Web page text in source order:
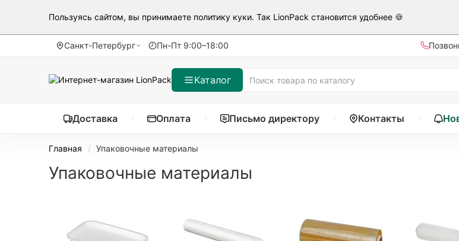
Пользуясь сайтом, вы принимаете политику куки. Так LionPack становится удобнее 🍪
Санкт-Петербург Пн-Пт 9:00–18:00
Каталог
Доставка Оплата Письмо директору Контакты
Главная Упаковочные материалы
Упаковочные материалы